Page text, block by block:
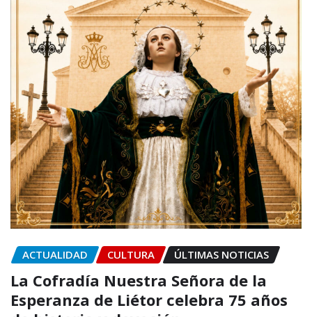
ACTUALIDAD CULTURA ÚLTIMAS NOTICIAS
La Cofradía Nuestra Señora de la
Esperanza de Liétor celebra 75 años